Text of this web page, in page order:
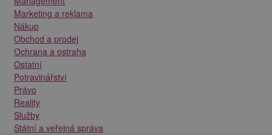
Marketing a reklama
Nákup
Obchod a prodej
Ochrana a ostraha
Ostatní
Potravinářství
Právo
Reality
Služby
Státní a veřejná správa